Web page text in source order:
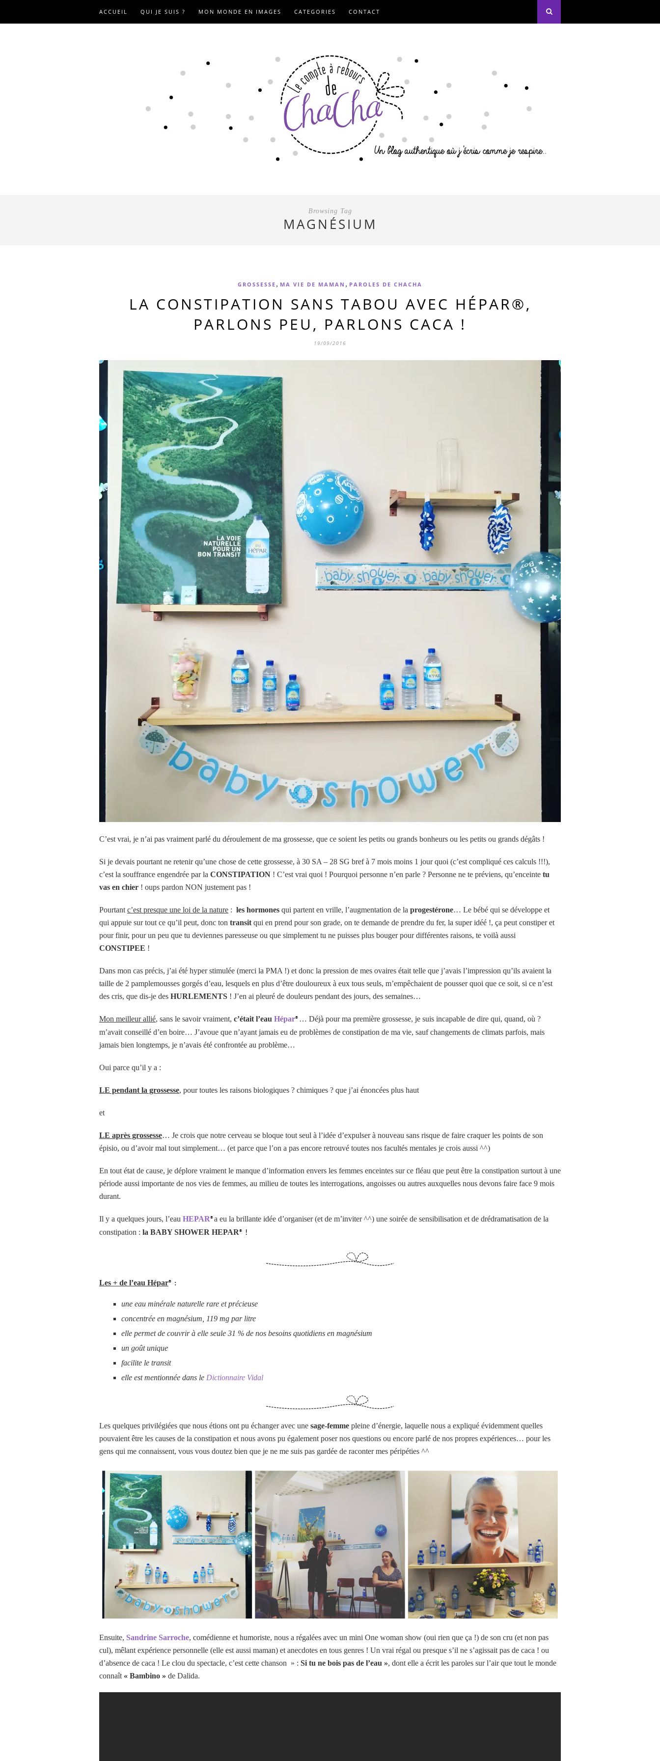
ACCUEIL QUI JE SUIS ? MON MONDE EN IMAGES CATEGORIES CONTACT
Browsing Tag
MAGNÉSIUM
GROSSESSE , MA VIE DE MAMAN , PAROLES DE CHACHA
LA CONSTIPATION SANS TABOU AVEC HÉPAR®,
PARLONS PEU, PARLONS CACA !
19/09/2016
C’est vrai, je n’ai pas vraiment parlé du déroulement de ma grossesse, que ce soient les petits ou grands bonheurs ou les petits ou grands dégâts !
Si je devais pourtant ne retenir qu’une chose de cette grossesse, à 30 SA – 28 SG bref à 7 mois moins 1 jour quoi (c’est compliqué ces calculs !!!),
c’est la souffrance engendrée par la CONSTIPATION ! C’est vrai quoi ! Pourquoi personne n’en parle ? Personne ne te préviens, qu’enceinte tu
vas en chier ! oups pardon NON justement pas !
Pourtant c’est presque une loi de la nature : les hormones qui partent en vrille, l’augmentation de la progestérone… Le bébé qui se développe et
qui appuie sur tout ce qu’il peut, donc ton transit qui en prend pour son grade, on te demande de prendre du fer, la super idéé !, ça peut constiper et
pour finir, pour un peu que tu deviennes paresseuse ou que simplement tu ne puisses plus bouger pour différentes raisons, te voilà aussi
CONSTIPEE !
Dans mon cas précis, j’ai été hyper stimulée (merci la PMA !) et donc la pression de mes ovaires était telle que j’avais l’impression qu’ils avaient la
taille de 2 pamplemousses gorgés d’eau, lesquels en plus d’être douloureux à eux tous seuls, m’empêchaient de pousser quoi que ce soit, si ce n’est
des cris, que dis-je des HURLEMENTS ! J’en ai pleuré de douleurs pendant des jours, des semaines…
Mon meilleur allié, sans le savoir vraiment, c’était l’eau Hépar®… Déjà pour ma première grossesse, je suis incapable de dire qui, quand, où ?
m’avait conseillé d’en boire… J’avoue que n’ayant jamais eu de problèmes de constipation de ma vie, sauf changements de climats parfois, mais
jamais bien longtemps, je n’avais été confrontée au problème…
Oui parce qu’il y a :
LE pendant la grossesse, pour toutes les raisons biologiques ? chimiques ? que j’ai énoncées plus haut
et
LE après grossesse… Je crois que notre cerveau se bloque tout seul à l’idée d’expulser à nouveau sans risque de faire craquer les points de son
épisio, ou d’avoir mal tout simplement… (et parce que l’on a pas encore retrouvé toutes nos facultés mentales je crois aussi ^^)
En tout état de cause, je déplore vraiment le manque d’information envers les femmes enceintes sur ce fléau que peut être la constipation surtout à une
période aussi importante de nos vies de femmes, au milieu de toutes les interrogations, angoisses ou autres auxquelles nous devons faire face 9 mois
durant.
Il y a quelques jours, l’eau HEPAR®a eu la brillante idée d’organiser (et de m’inviter ^^) une soirée de sensibilisation et de drédramatisation de la
constipation : la BABY SHOWER HEPAR® !
Les + de l’eau Hépar® :
une eau minérale naturelle rare et précieuse
concentrée en magnésium, 119 mg par litre
elle permet de couvrir à elle seule 31 % de nos besoins quotidiens en magnésium
un goût unique
facilite le transit
elle est mentionnée dans le Dictionnaire Vidal
Les quelques privilégiées que nous étions ont pu échanger avec une sage-femme pleine d’énergie, laquelle nous a expliqué évidemment quelles
pouvaient être les causes de la constipation et nous avons pu également poser nos questions ou encore parlé de nos propres expériences… pour les
gens qui me connaissent, vous vous doutez bien que je ne me suis pas gardée de raconter mes péripéties ^^
Ensuite, Sandrine Sarroche, comédienne et humoriste, nous a régalées avec un mini One woman show (oui rien que ça !) de son cru (et non pas
cul), mêlant expérience personnelle (elle est aussi maman) et anecdotes en tous genres ! Un vrai régal ou presque s’il ne s’agissait pas de caca ! ou
d’absence de caca ! Le clou du spectacle, c’est cette chanson » : Si tu ne bois pas de l’eau », dont elle a écrit les paroles sur l’air que tout le monde
connaît « Bambino » de Dalida.